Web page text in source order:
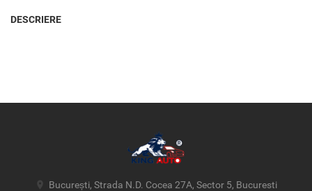
DESCRIERE
București, Strada N.D. Cocea 27A, Sector 5, Bucuresti